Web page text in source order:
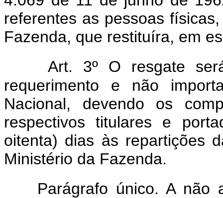
referentes as pessoas
Fazenda, que restituíra, em
Art. 3º O resgate
requerimento e não
Nacional, devendo os
respectivos titulares e
oitenta) dias às repartições
Ministério da Fazenda.
Parágrafo único. A não